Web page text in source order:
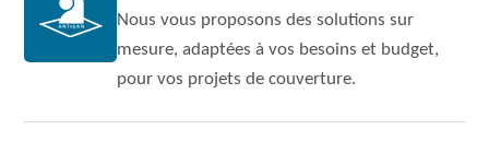
Nous vous proposons des solutions sur
mesure, adaptées à vos besoins et budget,
pour vos projets de couverture.